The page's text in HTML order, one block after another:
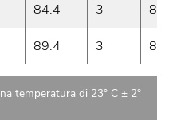
84.4 3 8
89.4 3 8
temperatura di 23° C ± 2°